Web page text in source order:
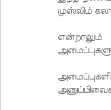
முஸ்லிம்
என்றாலும்